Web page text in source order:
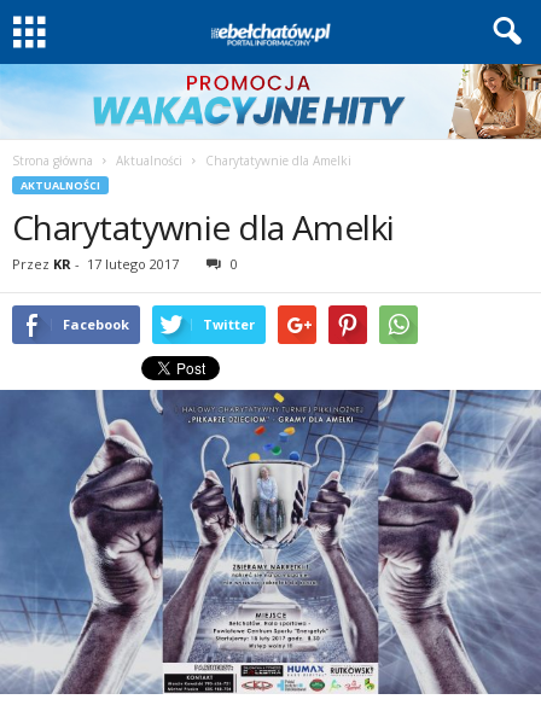
Strona główna Aktualności Charytatywnie dla Amelki
AKTUALNOŚCI
Charytatywnie dla Amelki
Przez KR - 17 lutego 2017 0
Facebook Twitter